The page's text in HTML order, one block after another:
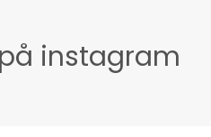
instagram